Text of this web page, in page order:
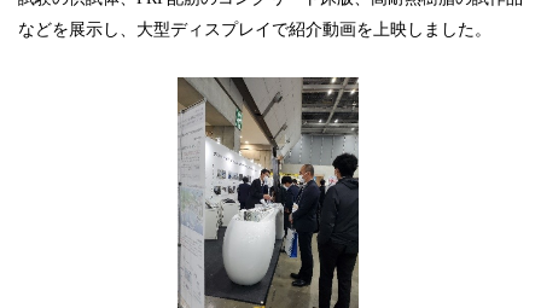
などを展示し、大型ディスプレイで紹介動画を上映しました。